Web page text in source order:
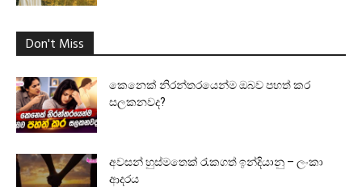
Don't Miss
කෙනෙක් නිරන්තරයෙන්ම ඔබව පහත් කර
සලකනවද?
අවසන් හුස්මතෙක් රැකගත් ඉන්දියානු – ලංකා
ආදරය